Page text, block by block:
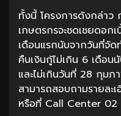
ทั้งนี้ โครงการดังกล่าว
เกษตรกรจะชดเชยดอก
เดือนแรกนับจากวันที่จั
คืนเงินกู้ไม่เกิน 6 เดือ
และไม่เกินวันที่ 28 กุม
สามารถสอบถามรายละ
หรือที่ Call Center 02